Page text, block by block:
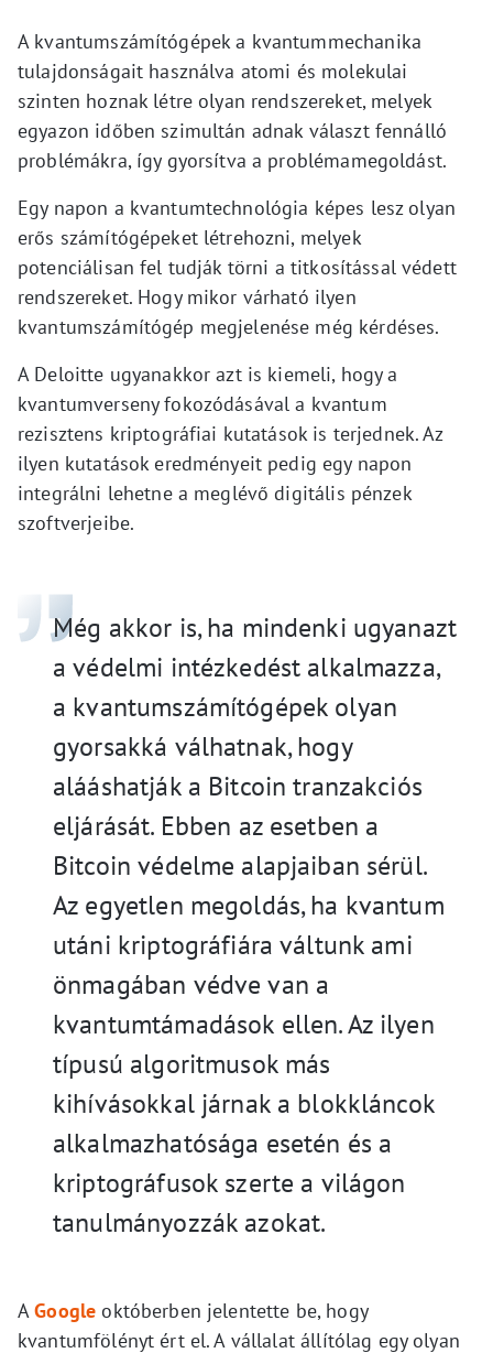
A kvantumszámítógépek a kvantummechanika
tulajdonságait használva atomi és molekulai
szinten hoznak létre olyan rendszereket, melyek
egyazon időben szimultán adnak választ fennálló
problémákra, így gyorsítva a problémamegoldást.
Egy napon a kvantumtechnológia képes lesz olyan
erős számítógépeket létrehozni, melyek
potenciálisan fel tudják törni a titkosítással védett
rendszereket. Hogy mikor várható ilyen
kvantumszámítógép megjelenése még kérdéses.
A Deloitte ugyanakkor azt is kiemeli, hogy a
kvantumverseny fokozódásával a kvantum
rezisztens kriptográfiai kutatások is terjednek. Az
ilyen kutatások eredményeit pedig egy napon
integrálni lehetne a meglévő digitális pénzek
szoftverjeibe.
Még akkor is, ha mindenki ugyanazt
a védelmi intézkedést alkalmazza,
a kvantumszámítógépek olyan
gyorsakká válhatnak, hogy
alááshatják a Bitcoin tranzakciós
eljárását. Ebben az esetben a
Bitcoin védelme alapjaiban sérül.
Az egyetlen megoldás, ha kvantum
utáni kriptográfiára váltunk ami
önmagában védve van a
kvantumtámadások ellen. Az ilyen
típusú algoritmusok más
kihívásokkal járnak a blokkláncok
alkalmazhatósága esetén és a
kriptográfusok szerte a világon
tanulmányozzák azokat.
AGoogle októberben jelentette be, hogy
kvantumfölényt ért el. A vállalat állítólag egy olyan